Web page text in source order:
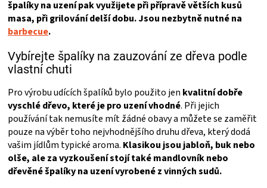
špalíky na uzení pak využijete při přípravě větších kusů
masa, při grilování delší dobu. Jsou nezbytně nutné na
barbecue.
Vybírejte špalíky na zauzování ze dřeva podle
vlastní chuti
Pro výrobu udících špalíků bylo použito jen kvalitní dobře
vyschlé dřevo, které je pro uzení vhodné. Při jejich
používání tak nemusíte mít žádné obavy a můžete se zaměřit
pouze na výběr toho nejvhodnějšího druhu dřeva, který dodá
vašim jídlům typické aroma. Klasikou jsou jabloň, buk nebo
olše, ale za vyzkoušení stojí také mandlovník nebo
dřevěné špalíky na uzení vyrobené z vinných sudů.